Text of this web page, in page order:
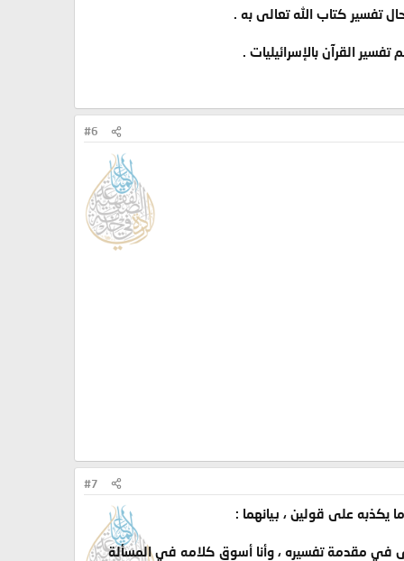
تفسير كتاب الله تعالى به .
القرآن بالإسرائيليات .
#6
#7
يكذبه على قولين ، بيانهما :
في مقدمة تفسيره ، وأنا أسوق كلامه في المسألة